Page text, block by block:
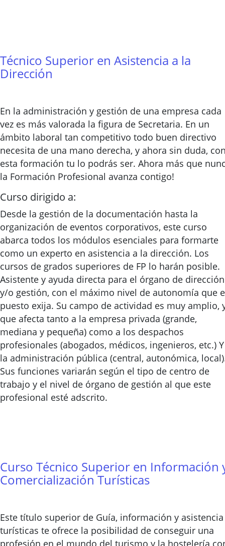
Técnico Superior en Asistencia a la
Dirección
En la administración y gestión de una empresa cada
vez es más valorada la figura de Secretaria. En un
ámbito laboral tan competitivo todo buen directivo
necesita de una mano derecha, y ahora sin duda,
esta formación tu lo podrás ser. Ahora más que
la Formación Profesional avanza contigo!
Curso dirigido a:
Desde la gestión de la documentación hasta la
organización de eventos corporativos, este curso
abarca todos los módulos esenciales para formarte
como un experto en asistencia a la dirección. Los
cursos de grados superiores de FP lo harán posible.
Asistente y ayuda directa para el órgano de dirección
y/o gestión, con el máximo nivel de autonomía que
puesto exija. Su campo de actividad es muy amplio,
que afecta tanto a la empresa privada (grande,
mediana y pequeña) como a los despachos
profesionales (abogados, médicos, ingenieros, etc.)
la administración pública (central, autonómica,
Sus funciones variarán según el tipo de centro de
trabajo y el nivel de órgano de gestión al que este
profesional esté adscrito.
Curso Técnico Superior en Información
Comercialización Turísticas
Este título superior de Guía, información y asistencia
turísticas te ofrece la posibilidad de conseguir una
profesión en el mundo del turismo y la hostelería